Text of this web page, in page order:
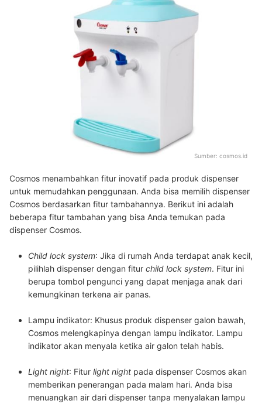
Sumber: cosmos.id
Cosmos menambahkan fitur inovatif pada produk dispenser
untuk memudahkan penggunaan. Anda bisa memilih dispenser
Cosmos berdasarkan fitur tambahannya. Berikut ini adalah
beberapa fitur tambahan yang bisa Anda temukan pada
dispenser Cosmos.
Child lock system: Jika di rumah Anda terdapat anak kecil,
pilihlah dispenser dengan fitur child lock system. Fitur ini
berupa tombol pengunci yang dapat menjaga anak dari
kemungkinan terkena air panas.
Lampu indikator: Khusus produk dispenser galon bawah,
Cosmos melengkapinya dengan lampu indikator. Lampu
indikator akan menyala ketika air galon telah habis.
Light night: Fitur light night pada dispenser Cosmos akan
memberikan penerangan pada malam hari. Anda bisa
menuangkan air dari dispenser tanpa menyalakan lampu